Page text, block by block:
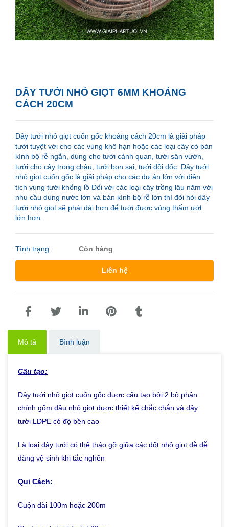
DÂY TƯỚI NHỎ GIỌT 6MM KHOẢNG
CÁCH 20CM
Dây tưới nhỏ giọt cuốn gốc khoảng cách 20cm là giải pháp
tưới tuyệt vời cho các vùng khô hạn hoặc các loại cây có bán
kính bộ rễ ngắn, dùng cho tưới cảnh quan, tưới sân vườn,
tưới cho cây trong chậu, tưới bon sai, tưới đồi dốc. Dây tưới
nhỏ giọt cuốn gốc là giải pháp cho các dự án lớn với diện
tích vùng tưới khổng lồ Đối với các loại cây trồng lâu năm với
nhu cầu dùng nước lớn và bán kính bộ rễ lớn thì đòi hỏi dây
tưới nhỏ giọt sẽ phải dài hơn để tưới được vùng thấm ướt
lớn hơn.
Tình trạng: Còn hàng
Liên hệ
Mô tả Bình luận
Câu tạo:
Dây tưới nhỏ giọt cuốn gốc được cấu tạo bởi 2 bộ phận
chính gốm đầu nhỏ giọt được thiết kế chắc chắn và dây
tưới LDPE có độ bền cao
Là loại dây tưới có thể tháo gỡ giữa các đốt nhỏ giọt đễ dễ
dàng vệ sinh khi tắc nghẽn
Qui Cách:
Cuộn dài 100m hoặc 200m